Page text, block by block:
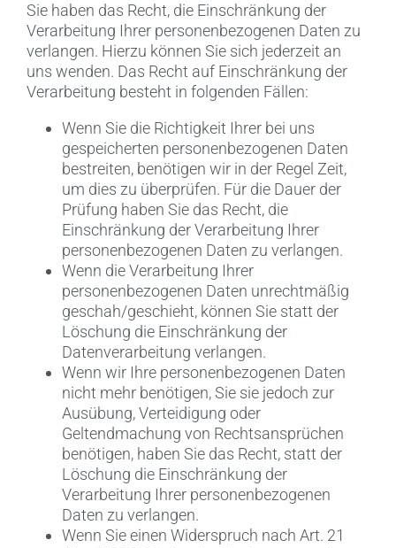
Sie haben das Recht, die Einschränkung der
Verarbeitung Ihrer personenbezogenen Daten zu
verlangen. Hierzu können Sie sich jederzeit an
uns wenden. Das Recht auf Einschränkung der
Verarbeitung besteht in folgenden Fällen:
Wenn Sie die Richtigkeit Ihrer bei uns
gespeicherten personenbezogenen Daten
bestreiten, benötigen wir in der Regel Zeit,
um dies zu überprüfen. Für die Dauer der
Prüfung haben Sie das Recht, die
Einschränkung der Verarbeitung Ihrer
personenbezogenen Daten zu verlangen.
Wenn die Verarbeitung Ihrer
personenbezogenen Daten unrechtmäßig
geschah/geschieht, können Sie statt der
Löschung die Einschränkung der
Datenverarbeitung verlangen.
Wenn wir Ihre personenbezogenen Daten
nicht mehr benötigen, Sie sie jedoch zur
Ausübung, Verteidigung oder
Geltendmachung von Rechtsansprüchen
benötigen, haben Sie das Recht, statt der
Löschung die Einschränkung der
Verarbeitung Ihrer personenbezogenen
Daten zu verlangen.
Wenn Sie einen Widerspruch nach Art. 21